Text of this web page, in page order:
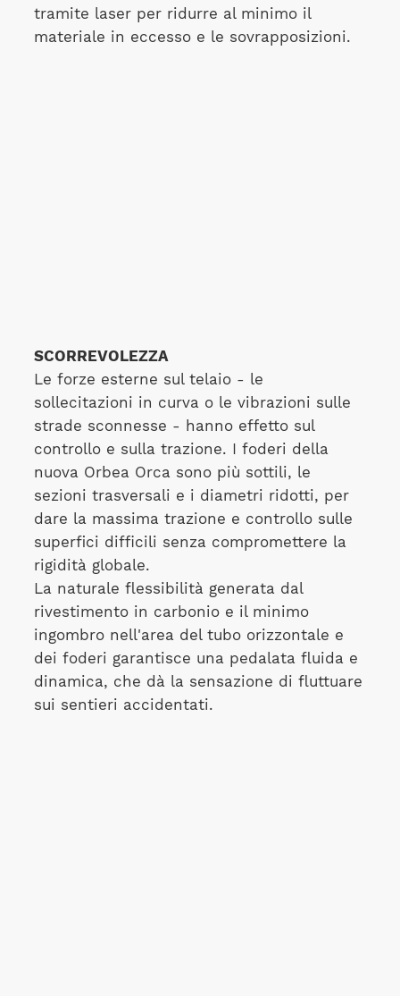
tramite laser per ridurre al minimo il
materiale in eccesso e le sovrapposizioni.
SCORREVOLEZZA
Le forze esterne sul telaio - le
sollecitazioni in curva o le vibrazioni sulle
strade sconnesse - hanno effetto sul
controllo e sulla trazione. I foderi della
nuova Orbea Orca sono più sottili, le
sezioni trasversali e i diametri ridotti, per
dare la massima trazione e controllo sulle
superfici difficili senza compromettere la
rigidità globale.
La naturale flessibilità generata dal
rivestimento in carbonio e il minimo
ingombro nell'area del tubo orizzontale e
dei foderi garantisce una pedalata fluida e
dinamica, che dà la sensazione di fluttuare
sui sentieri accidentati.